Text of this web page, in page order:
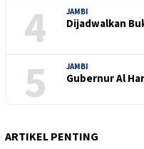
4 JAMBI
Dijadwalkan
5 JAMBI
Gubernur Al
ARTIKEL PENTING